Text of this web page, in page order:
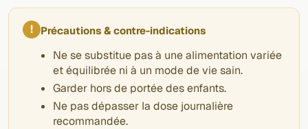
! Précautions & contre-indications
Ne se substitue pas à une alimentation variée
et équilibrée ni à un mode de vie sain.
Garder hors de portée des enfants.
Ne pas dépasser la dose journalière
recommandée.